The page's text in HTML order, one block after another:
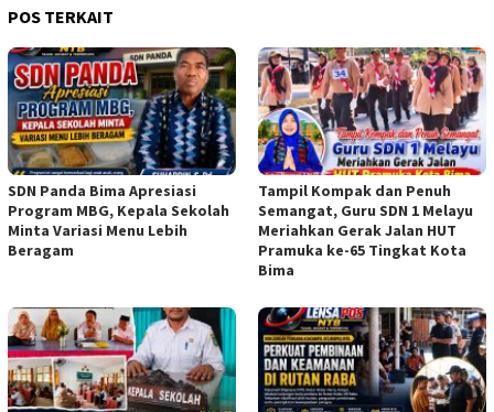
POS TERKAIT
SDN Panda Bima Apresiasi
Program MBG, Kepala Sekolah
Minta Variasi Menu Lebih
Beragam
Tampil Kompak dan Penuh
Semangat, Guru SDN 1 Melayu
Meriahkan Gerak Jalan HUT
Pramuka ke-65 Tingkat Kota
Bima